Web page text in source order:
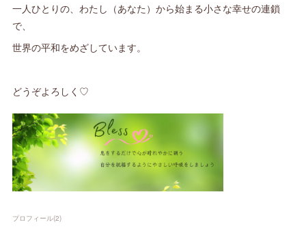
一人ひとりの、わたし（あなた）から始まる小さな幸せの連鎖
で、
世界の平和をめざしています。
どうぞよろしく♡
プロフィール(2)